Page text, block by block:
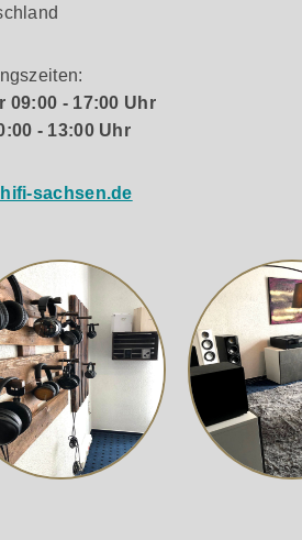
09:00 - 17:00 Uhr
- 13:00 Uhr
sachsen.de